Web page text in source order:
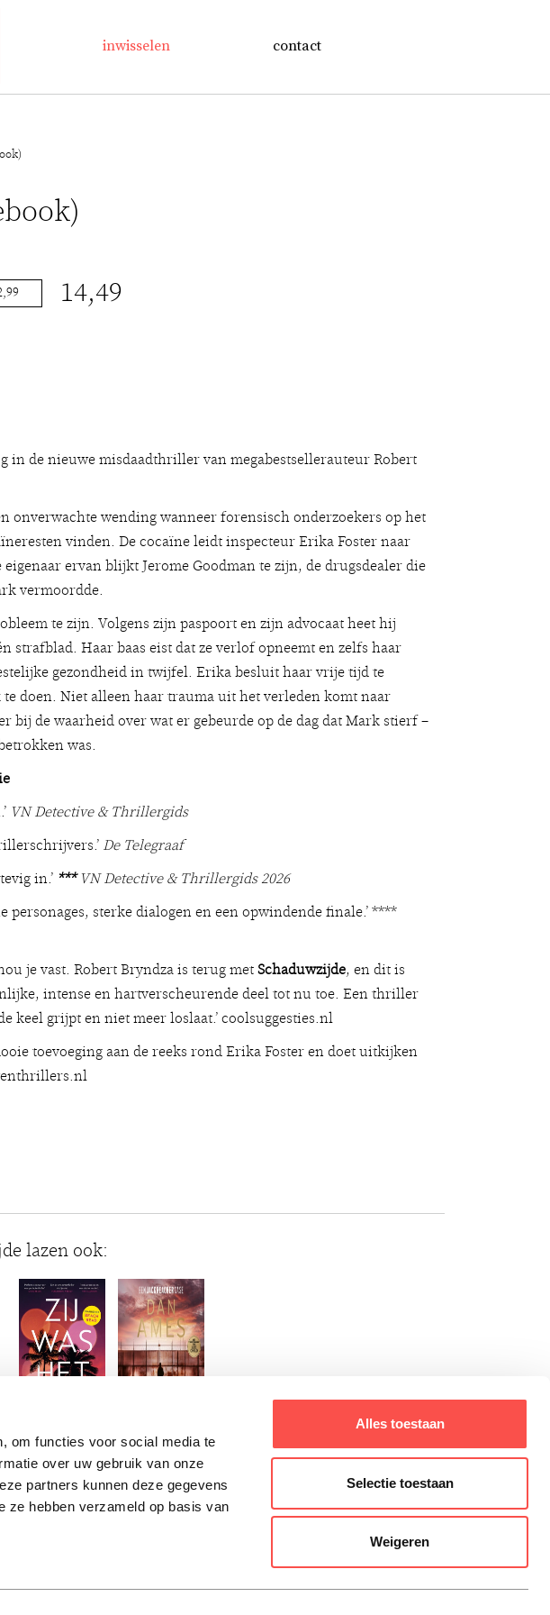
om functies voor social media te
over uw gebruik van onze
partners kunnen deze gegevens
ze hebben verzameld op basis van
Alles toestaan
Selectie toestaan
Weigeren
inwisselen contact
14,49
in de nieuwe misdaadthriller van megabestsellerauteur Robert
onverwachte wending wanneer forensisch onderzoekers op het
vinden. De cocaïne leidt inspecteur Erika Foster naar
ervan blijkt Jerome Goodman te zijn, de drugsdealer die
vermoordde.
te zijn. Volgens zijn paspoort en zijn advocaat heet hij
strafblad. Haar baas eist dat ze verlof opneemt en zelfs haar
gezondheid in twijfel. Erika besluit haar vrije tijd te
doen. Niet alleen haar trauma uit het verleden komt naar
bij de waarheid over wat er gebeurde op de dag dat Mark stierf –
was.
VN Detective & Thrillergids
De Telegraaf
in.’ ***VN Detective & Thrillergids 2026
personages, sterke dialogen en een opwindende finale.’ ****
je vast. Robert Bryndza is terug metSchaduwzijde, en dit is
intense en hartverscheurende deel tot nu toe. Een thriller
keel grijpt en niet meer loslaat.’ coolsuggesties.nl
toevoeging aan de reeks rond Erika Foster en doet uitkijken
lazen ook: